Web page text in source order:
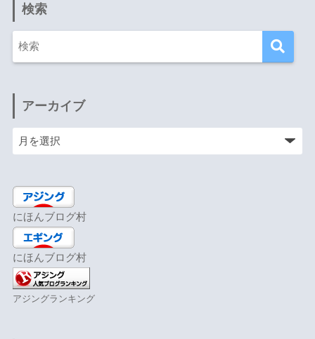
検索
アーカイブ
にほんブログ村
にほんブログ村
アジングランキング